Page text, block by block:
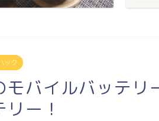
ック
モバイルバッテ
リー！